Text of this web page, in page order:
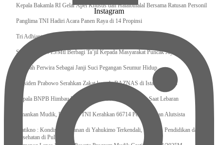
Kepala Bakamla RI Gelar Apel Khusus dan Halalbihalal Bersama Ratusan Personil
Panglima TNI Hadiri Acara Panen Raya di 14 Propinsi
Tri Adhianto : Kota Bekasi Bisa Mempertahankan Keharmonisasian
Satgas Yonif 715/Mtl Berbagi Ta’jil Kepada Masyarakat Puncak Jaya
Sumpah Perwira Sebagai Janji Suci Pegangan Seumur Hidup
Presiden Prabowo Serahkan Zakat kepada BAZNAS di Istana Negara
Kepala BNPB Himbau Pemda Waspada Potensi Bencana Saat Lebaran
Amankan Mudik, Panglima TNI Kerahkan 66714 Personel Dan Alutsista
Pratikno : Kondisi Keamanan di Yahukimo Terkendali, Layanan Pendidikan dan
Kesehatan di Pulihkan
Instagram